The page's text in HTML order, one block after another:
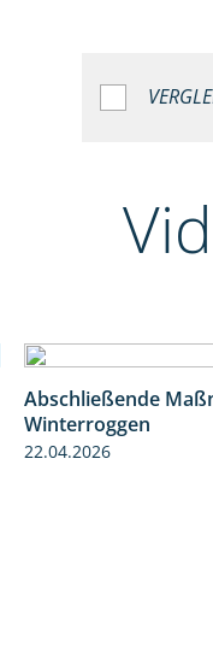
Abschließende
Winterroggen
22.04.2026